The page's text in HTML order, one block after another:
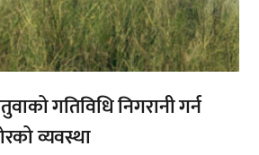
गतिविधि निगरानी गर्न
व्यवस्था